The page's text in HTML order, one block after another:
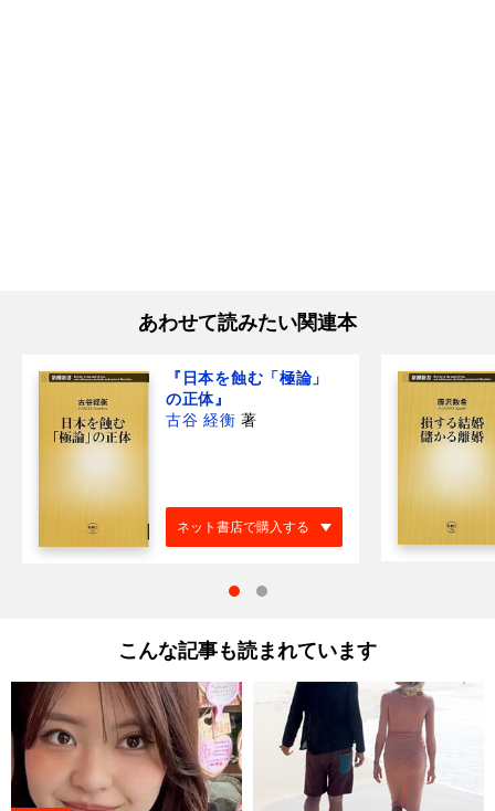
あわせて読みたい関連本
『日本を蝕む「極論」
の正体』
古谷 経衡 著
ネット書店で購入する
こんな記事も読まれています